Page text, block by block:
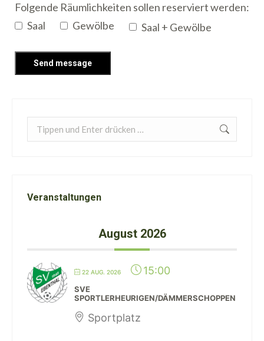
Folgende Räumlichkeiten sollen reserviert werden:
Saal
Gewölbe Saal + Gewölbe
Search:
Veranstaltungen
August 2026
22 AUG. 2026 15:00
SVE
SPORTLERHEURIGEN/DÄMMERSCHOPPEN
Sportplatz